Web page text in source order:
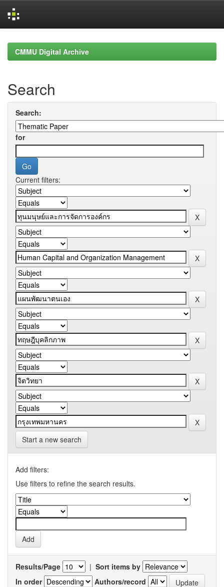
navigationCMMU Digital Archive
Search
Search:
for
Current filters:
Start a new search
Add filters:
Use filters to refine the search results.
Results/Page | Sort items by
In order
Authors/record